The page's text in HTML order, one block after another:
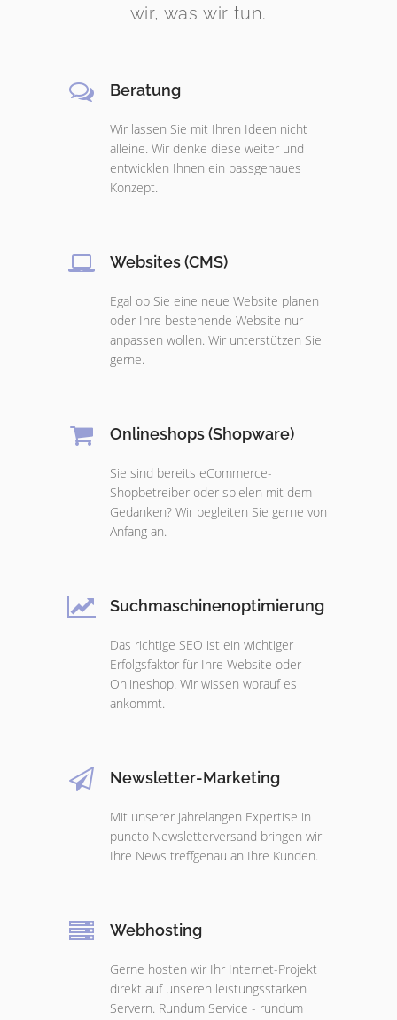
wir, was wir tun.
Beratung
Wir lassen Sie mit Ihren Ideen nicht
alleine. Wir denke diese weiter und
entwicklen Ihnen ein passgenaues
Konzept.
Websites (CMS)
Egal ob Sie eine neue Website planen
oder Ihre bestehende Website nur
anpassen wollen. Wir unterstützen Sie
gerne.
Onlineshops (Shopware)
Sie sind bereits eCommerce-
Shopbetreiber oder spielen mit dem
Gedanken? Wir begleiten Sie gerne von
Anfang an.
Suchmaschinenoptimierung
Das richtige SEO ist ein wichtiger
Erfolgsfaktor für Ihre Website oder
Onlineshop. Wir wissen worauf es
ankommt.
Newsletter-Marketing
Mit unserer jahrelangen Expertise in
puncto Newsletterversand bringen wir
Ihre News treffgenau an Ihre Kunden.
Webhosting
Gerne hosten wir Ihr Internet-Projekt
direkt auf unseren leistungsstarken
Servern. Rundum Service - rundum